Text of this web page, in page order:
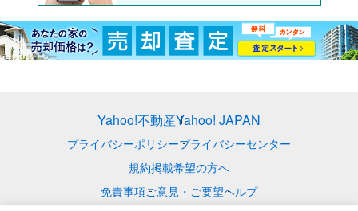
Yahoo!不動産Yahoo! JAPAN
プライバシーポリシープライバシーセンター
規約掲載希望の方へ
免責事項ご意見・ご要望ヘルプ